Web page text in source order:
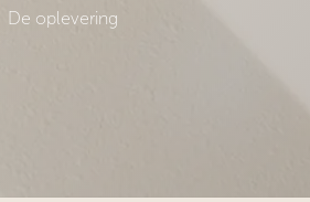
De oplevering